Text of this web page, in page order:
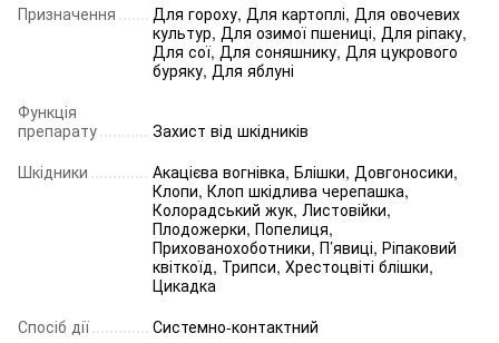
Призначення
Для гороху, Для картоплі, Для овочевих
культур, Для озимої пшениці, Для ріпаку,
Для сої, Для соняшнику, Для цукрового
буряку, Для яблуні
Функція
препарату
Захист від шкідників
Шкідники
Акацієва вогнівка, Блішки, Довгоносики,
Клопи, Клоп шкідлива черепашка,
Колорадський жук, Листовійки,
Плодожерки, Попелиця,
Прихованохоботники, П’явиці, Ріпаковий
квіткоїд, Трипси, Хрестоцвіті блішки,
Цикадка
Спосіб дії
Системно-контактний